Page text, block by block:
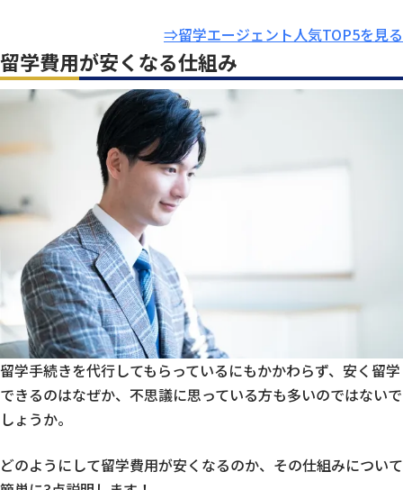
⇒留学エージェント人気TOP5を見る
留学費用が安くなる仕組み
留学手続きを代行してもらっているにもかかわらず、安く留学
できるのはなぜか、不思議に思っている方も多いのではないで
しょうか。
どのようにして留学費用が安くなるのか、その仕組みについて